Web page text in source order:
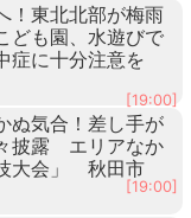
！東北北部が梅雨
も園、水遊びで
症に十分注意を
[19:00]
ぬ気合！差し手が
披露 エリアなか
大会」 秋田市
[19:00]